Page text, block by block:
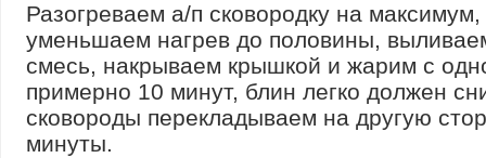
Разогреваем а/п сковородку на максимум,
уменьшаем нагрев до половины,
смесь, накрываем крышкой и жарим с
примерно 10 минут, блин легко должен
сковороды перекладываем на другую
минуты.